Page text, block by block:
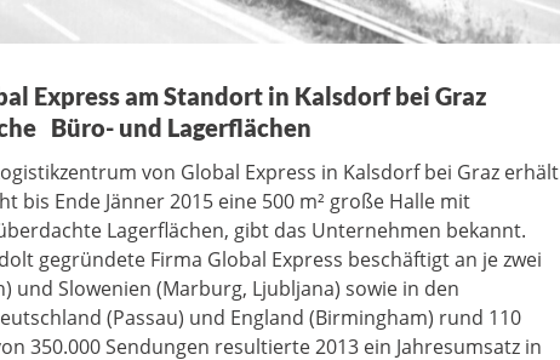
Express am Standort in Kalsdorf bei Graz
Büro- und Lagerflächen
von Global Express in Kalsdorf bei Graz erhält
bis Ende Jänner 2015 eine 500 m² große Halle mit
Lagerflächen, gibt das Unternehmen bekannt.
gegründete Firma Global Express beschäftigt an je zwei
und Slowenien (Marburg, Ljubljana) sowie in den
(Passau) und England (Birmingham) rund 110
350.000 Sendungen resultierte 2013 ein Jahresumsatz in